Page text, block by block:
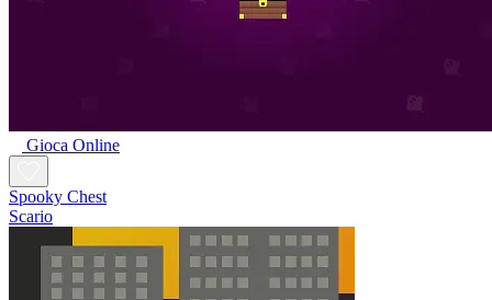
Gioca Online
Spooky Chest
Scario